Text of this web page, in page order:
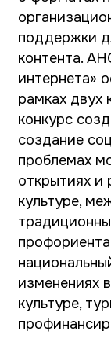
авторов
RuTube.
эффективного
особенностях
площадок,
главных
видеоконтента.
После мастер-
приняли
наставников и
«ТопБЛОГ»
Елена
Максим
Юлия
Черешневаи